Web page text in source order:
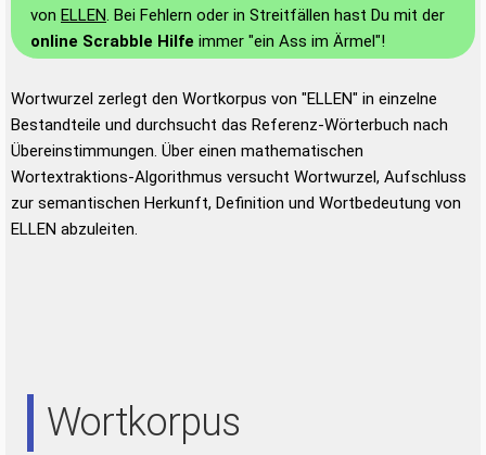
von ELLEN. Bei Fehlern oder in Streitfällen hast Du mit der
online Scrabble Hilfe immer "ein Ass im Ärmel"!
Wortwurzel zerlegt den Wortkorpus von "ELLEN" in einzelne
Bestandteile und durchsucht das Referenz-Wörterbuch nach
Übereinstimmungen. Über einen mathematischen
Wortextraktions-Algorithmus versucht Wortwurzel, Aufschluss
zur semantischen Herkunft, Definition und Wortbedeutung von
ELLEN abzuleiten.
Wortkorpus